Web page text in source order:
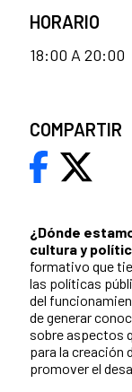
¿Dónde
cultura y
formativo que
las políticas
del
de generar
sobre aspectos
para la creación
promover el
HORARIO
18:00 A 20:00
COMPARTIR